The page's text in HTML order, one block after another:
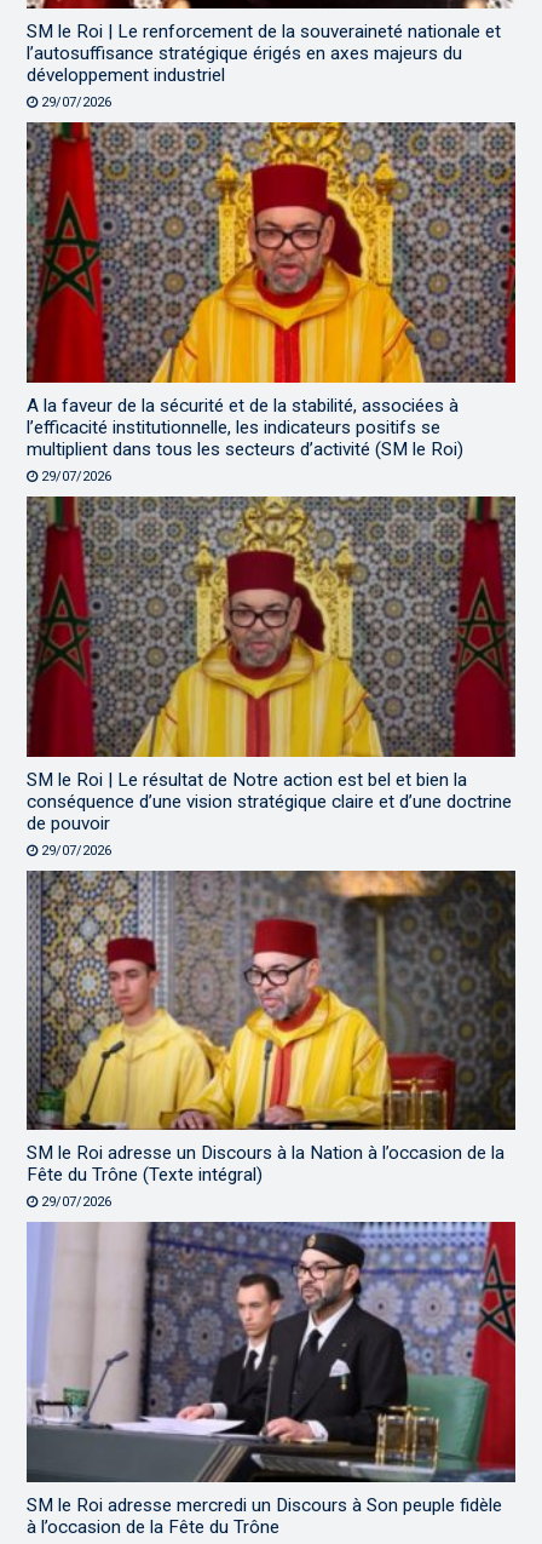
SM le Roi | Le renforcement de la souveraineté nationale et
l’autosuffisance stratégique érigés en axes majeurs du
développement industriel
29/07/2026
A la faveur de la sécurité et de la stabilité, associées à
l’efficacité institutionnelle, les indicateurs positifs se
multiplient dans tous les secteurs d’activité (SM le Roi)
29/07/2026
SM le Roi | Le résultat de Notre action est bel et bien la
conséquence d’une vision stratégique claire et d’une doctrine
de pouvoir
29/07/2026
SM le Roi adresse un Discours à la Nation à l’occasion de la
Fête du Trône (Texte intégral)
29/07/2026
SM le Roi adresse mercredi un Discours à Son peuple fidèle
à l’occasion de la Fête du Trône